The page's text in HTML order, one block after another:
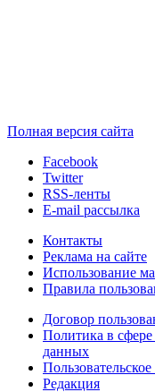
Полная версия сайта
Facebook
Twitter
RSS-ленты
E-mail рассылка
Контакты
Реклама на сайте
Использование
Правила
Договор
Политика в
данных
Редакция